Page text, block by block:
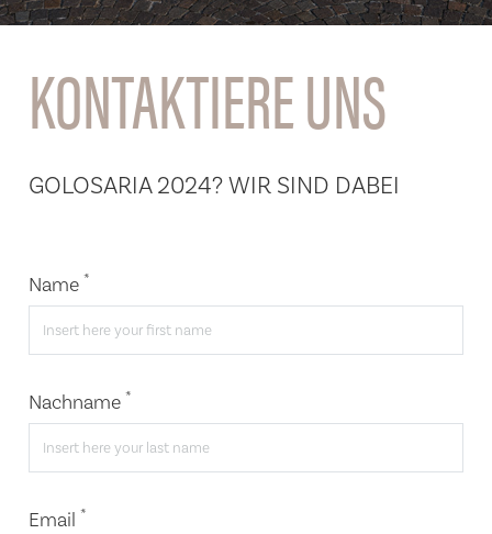
KONTAKTIERE UNS
GOLOSARIA 2024? WIR SIND DABEI
Name *
Nachname *
Email *